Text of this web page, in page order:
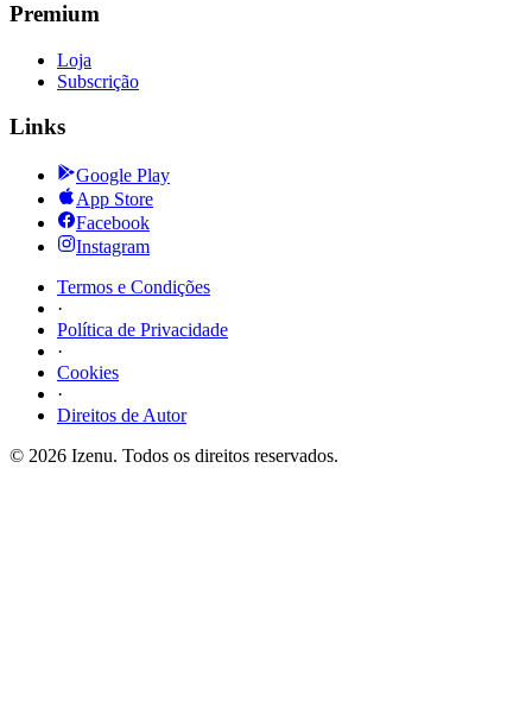
Premium
Loja
Subscrição
Links
Google Play
App Store
Facebook
Instagram
Termos e Condições
·
Política de Privacidade
·
Cookies
·
Direitos de Autor
© 2026 Izenu. Todos os direitos reservados.